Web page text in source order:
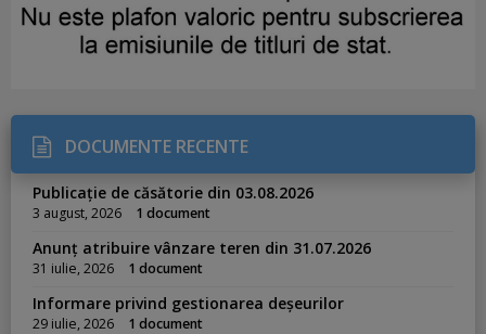
DOCUMENTE RECENTE
Publicație de căsătorie din 03.08.2026
3 august, 2026 1 document
Anunț atribuire vânzare teren din 31.07.2026
31 iulie, 2026 1 document
Informare privind gestionarea deșeurilor
29 iulie, 2026 1 document